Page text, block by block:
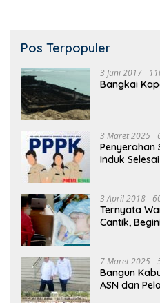
Pos Terpopuler
3 Juni 2017
Bangkai
3 Maret 2025
Penyerahan
Induk Selesai
3 April 2018
Ternyata
Cantik,
7 Maret 2025
Bangun
ASN dan